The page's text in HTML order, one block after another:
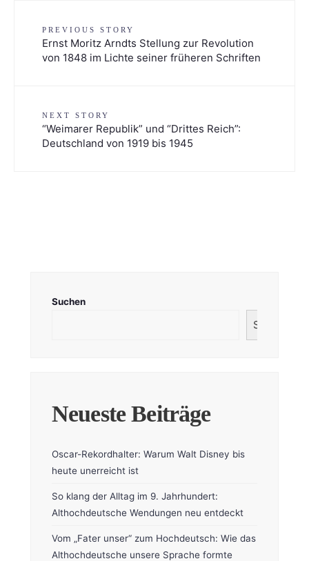
PREVIOUS STORY
Ernst Moritz Arndts Stellung zur Revolution
von 1848 im Lichte seiner früheren Schriften
NEXT STORY
“Weimarer Republik” und “Drittes Reich”:
Deutschland von 1919 bis 1945
Suchen
Suchen
Neueste Beiträge
Oscar-Rekordhalter: Warum Walt Disney bis
heute unerreicht ist
So klang der Alltag im 9. Jahrhundert:
Althochdeutsche Wendungen neu entdeckt
Vom „Fater unser“ zum Hochdeutsch: Wie das
Althochdeutsche unsere Sprache formte